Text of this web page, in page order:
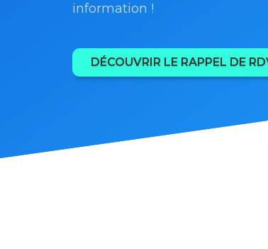
information !
DÉCOUVRIR LE RAPPEL DE